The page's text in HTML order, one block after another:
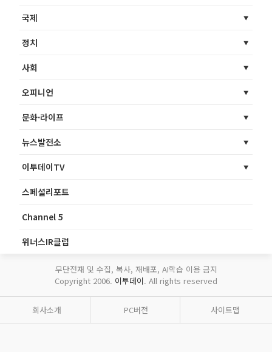
국제
정치
사회
오피니언
문화·라이프
뉴스발전소
이투데이TV
스페셜리포트
Channel 5
위너스IR클럽
무단전재 및 수집, 복사, 재배포, AI학습 이용 금지
Copyright 2006. 이투데이. All rights reserved
회사소개 PC버전 사이트맵